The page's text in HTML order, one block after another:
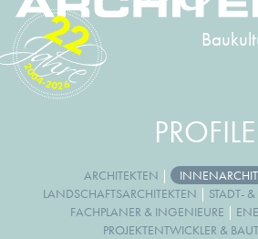
2004-2026
22
PROFILE
ARCHITEKTEN |
LANDSCHAFTSARCHITEKTEN | STADT-
FACHPLANER & INGENIEURE |
PROJEKTENTWICKLER &